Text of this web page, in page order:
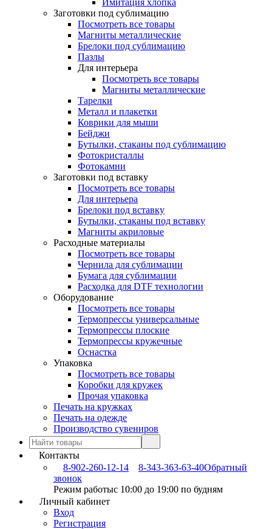
Имитация хлопка
Заготовки под сублимацию
Посмотреть все товары
Магниты металлические
Брелоки под сублимацию
Пазлы
Для интерьера
Посмотреть все товары
Магниты металлические
Тарелки
Металл и плакетки
Коврики для мыши
Бейджи
Бутылки, стаканы под сублимацию
Фотокристаллы
Фотокамни
Заготовки под вставку
Посмотреть все товары
Для интерьера
Брелоки под вставку
Бутылки, стаканы под вставку
Магниты акриловые
Расходные материалы
Посмотреть все товары
Чернила для сублимации
Бумага для сублимации
Расходка для DTF технологии
Оборудование
Посмотреть все товары
Термопрессы универсальные
Термопрессы плоские
Термопрессы кружечные
Оснастка
Упаковка
Посмотреть все товары
Коробки для кружек
Прочая упаковка
Печать на кружках
Печать на одежде
Производство сувениров
Контакты
8-902-260-12-14
8-343-363-63-40Обратный
звонок
Режим работыс 10:00 до 19:00 по будням
Личный кабинет
Вход
Регистрация